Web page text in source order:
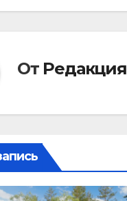
От Редакция